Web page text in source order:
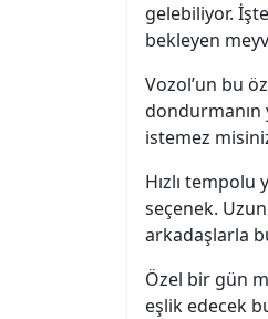
gelebiliyor.
bekleyen
Vozol’un bu
dondurmanın
istemez
Hızlı tempolu
seçenek.
arkadaşlarla
Özel bir gün
eşlik edecek